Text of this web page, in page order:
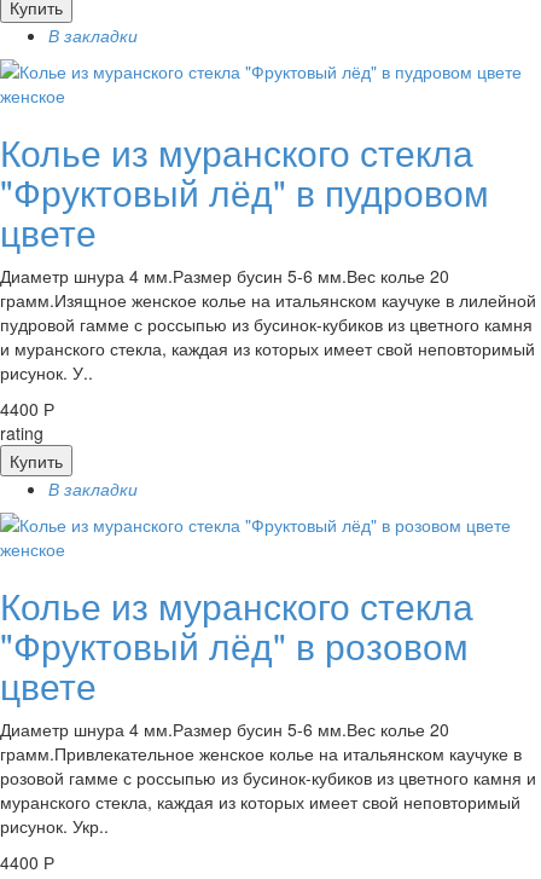
Купить
В закладки
женское
Колье из муранского стекла
"Фруктовый лёд" в пудровом
цвете
Диаметр шнура 4 мм.Размер бусин 5-6 мм.Вес колье 20
грамм.Изящное женское колье на итальянском каучуке в лилейной
пудровой гамме с россыпью из бусинок-кубиков из цветного камня
и муранского стекла, каждая из которых имеет свой неповторимый
рисунок. У..
4400 Р
rating
Купить
В закладки
женское
Колье из муранского стекла
"Фруктовый лёд" в розовом
цвете
Диаметр шнура 4 мм.Размер бусин 5-6 мм.Вес колье 20
грамм.Привлекательное женское колье на итальянском каучуке в
розовой гамме с россыпью из бусинок-кубиков из цветного камня и
муранского стекла, каждая из которых имеет свой неповторимый
рисунок. Укр..
4400 Р